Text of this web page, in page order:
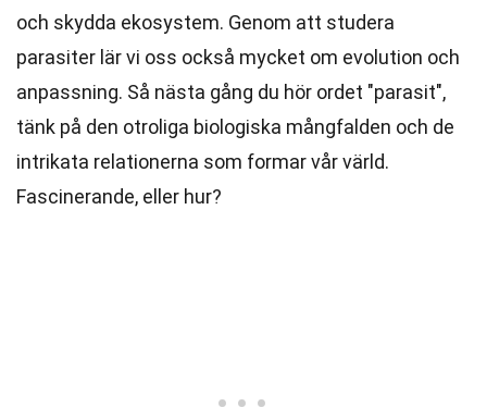
och skydda ekosystem. Genom att studera
parasiter lär vi oss också mycket om evolution och
anpassning. Så nästa gång du hör ordet "parasit",
tänk på den otroliga biologiska mångfalden och de
intrikata relationerna som formar vår värld.
Fascinerande, eller hur?